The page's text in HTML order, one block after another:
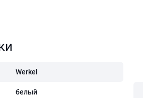
Werkel
белый